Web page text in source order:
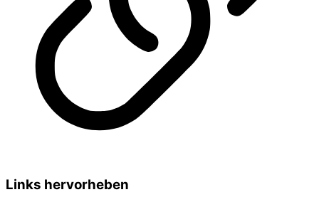
Links hervorheben